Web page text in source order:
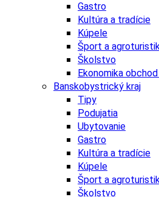
Gastro
Kultúra a tradície
Kúpele
Šport a
Školstvo
Ekonomika
Banskobystrický kraj
Tipy
Podujatia
Ubytovanie
Gastro
Kultúra a tradície
Kúpele
Šport a
Školstvo